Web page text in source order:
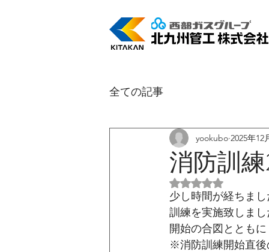
全ての記事
消防訓
yookubo 2025年12
5つ星のうちNaN
少し時間が経ちま
訓練を実施致しま
開始の合図ととも
※消防訓練開始直後